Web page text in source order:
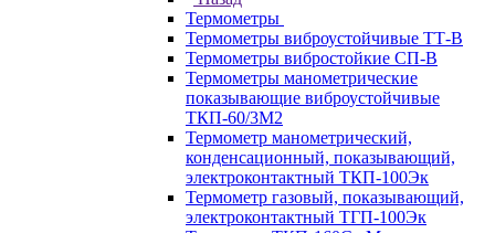
Термометры
Термометры виброустойчивые ТТ-В
Термометры вибростойкие СП-В
Термометры манометрические
показывающие виброустойчивые
ТКП-60/3М2
Термометр манометрический,
конденсационный, показывающий,
электроконтактный ТКП-100Эк
Термометр газовый, показывающий,
электроконтактный ТГП-100Эк